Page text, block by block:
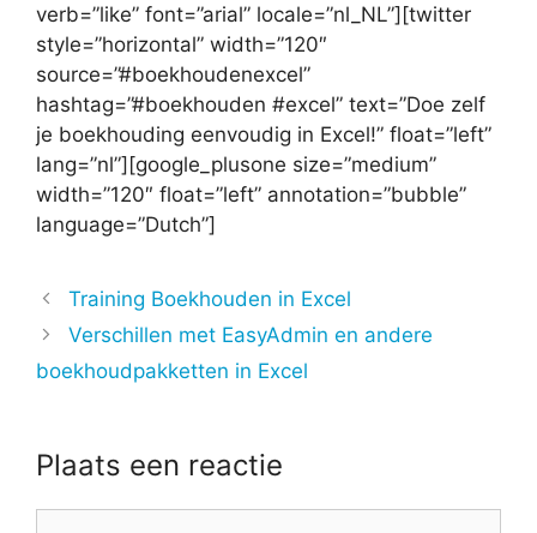
verb=”like” font=”arial” locale=”nl_NL”][twitter
style=”horizontal” width=”120″
source=”#boekhoudenexcel”
hashtag=”#boekhouden #excel” text=”Doe zelf
je boekhouding eenvoudig in Excel!” float=”left”
lang=”nl”][google_plusone size=”medium”
width=”120″ float=”left” annotation=”bubble”
language=”Dutch”]
Training Boekhouden in Excel
Verschillen met EasyAdmin en andere
boekhoudpakketten in Excel
Plaats een reactie